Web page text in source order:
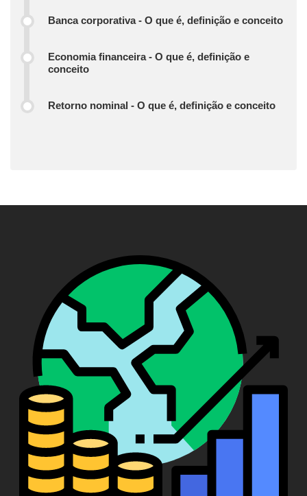
Banca corporativa - O que é, definição e conceito
Economia financeira - O que é, definição e
conceito
Retorno nominal - O que é, definição e conceito